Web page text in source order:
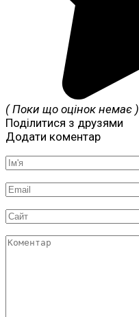
( Поки що оцінок немає )
Поділитися з друзями
Додати коментар
Ім'я
Email
Сайт
Коментар